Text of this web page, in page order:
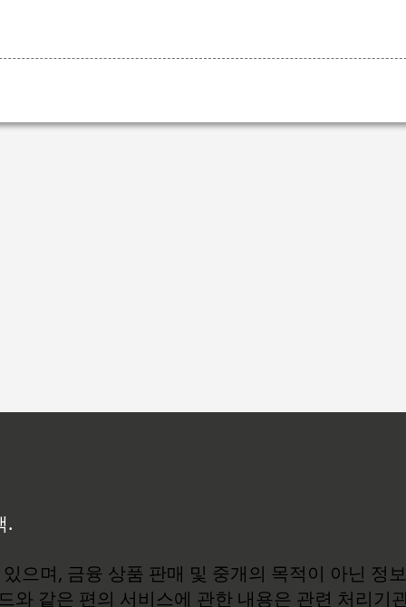
.
으며, 금융 상품 판매 및 중개의 목적이 아닌 정
와 같은 편의 서비스에 관한 내용은 관련 처리기